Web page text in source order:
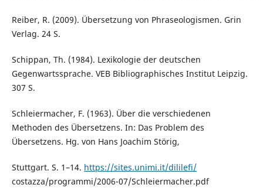
Reiber, R. (2009). Übersetzung von Phraseologismen. Grin
Verlag. 24 S.
Schippan, Th. (1984). Lexikologie der deutschen
Gegenwartssprache. VEB Bibliographisches Institut Leipzig.
307 S.
Schleiermacher, F. (1963). Über die verschiedenen
Methoden des Übersetzens. In: Das Problem des
Übersetzens. Hg. von Hans Joachim Störig,
Stuttgart. S. 1–14. https://sites.unimi.it/dililefi/
costazza/programmi/2006-07/Schleiermacher.pdf